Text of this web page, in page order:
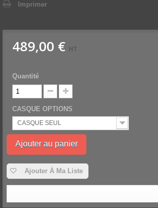
Imprimer
489,00 € HT
Quantité
CASQUE OPTIONS
CASQUE SEUL
Ajouter au panier
Ajouter À Ma Liste